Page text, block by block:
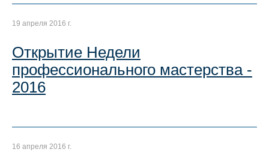
19 апреля 2016 г.
Открытие Недели
профессионального мастерства -
2016
16 апреля 2016 г.